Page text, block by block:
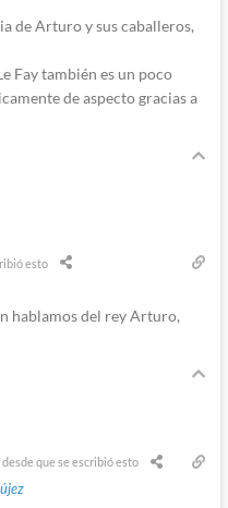
de Arturo y sus caballeros,
Fay también es un poco
de aspecto gracias a
esto
hablamos del rey Arturo,
desde que se escribió esto